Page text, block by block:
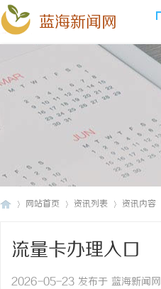
蓝海新闻网
网站首页 资讯列表 资讯内容
流量卡办理入口
2026-05-23 发布于 蓝海新闻网